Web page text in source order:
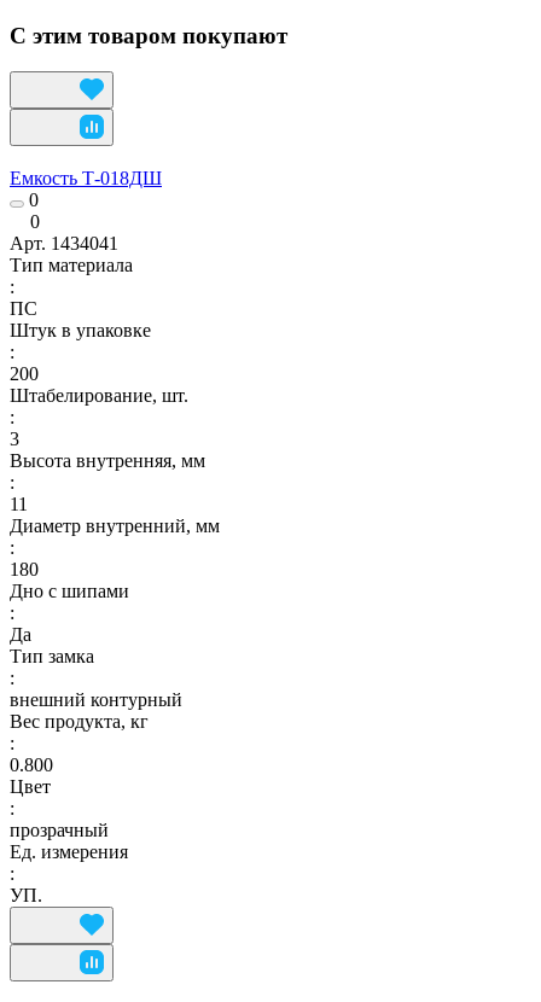
С этим товаром покупают
Емкость Т-018ДШ
0
0
Арт. 1434041
Тип материала
:
ПС
Штук в упаковке
:
200
Штабелирование, шт.
:
3
Высота внутренняя, мм
:
11
Диаметр внутренний, мм
:
180
Дно с шипами
:
Да
Тип замка
:
внешний контурный
Вес продукта, кг
:
0.800
Цвет
:
прозрачный
Ед. измерения
:
УП.